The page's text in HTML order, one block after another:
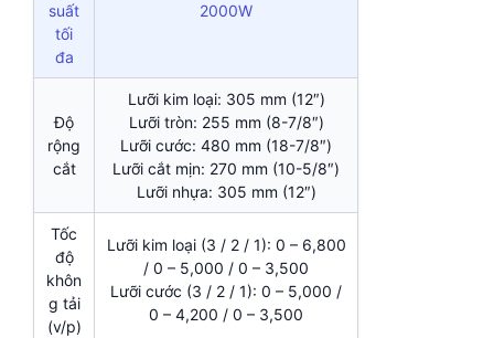
suất
tối
đa
2000W
Độ
rộng
cắt
Lưỡi kim loại: 305 mm (12″)
Lưỡi tròn: 255 mm (8-7/8″)
Lưỡi cước: 480 mm (18-7/8″)
Lưỡi cắt mịn: 270 mm (10-5/8″)
Lưỡi nhựa: 305 mm (12″)
Tốc
độ
khôn
g tải
(v/p)
Lưỡi kim loại (3 / 2 / 1): 0 – 6,800
/ 0 – 5,000 / 0 – 3,500
Lưỡi cước (3 / 2 / 1): 0 – 5,000 /
0 – 4,200 / 0 – 3,500